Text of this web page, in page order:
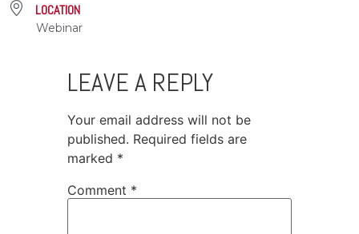
LOCATION
Webinar
LEAVE A REPLY
Your email address will not be
published. Required fields are
marked *
Comment *